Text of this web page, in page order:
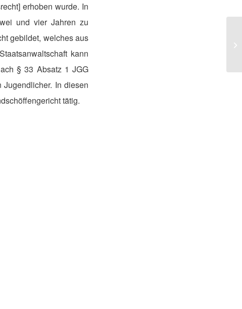
erhoben wurde. In
und vier Jahren zu
gebildet, welches aus
kann
§ 33 Absatz 1 JGG
In diesen
tätig.